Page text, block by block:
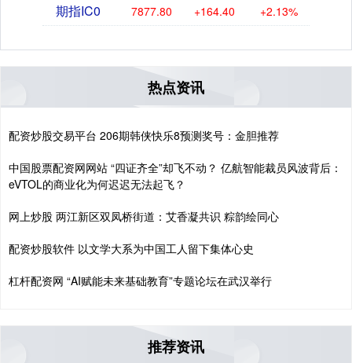
期指IC0 7877.80 +164.40 +2.13%
热点资讯
配资炒股交易平台 206期韩侠快乐8预测奖号：金胆推荐
中国股票配资网网站 “四证齐全”却飞不动？ 亿航智能裁员风波背后：
eVTOL的商业化为何迟迟无法起飞？
网上炒股 两江新区双凤桥街道：艾香凝共识 粽韵绘同心
配资炒股软件 以文学大系为中国工人留下集体心史
杠杆配资网 “AI赋能未来基础教育”专题论坛在武汉举行
推荐资讯